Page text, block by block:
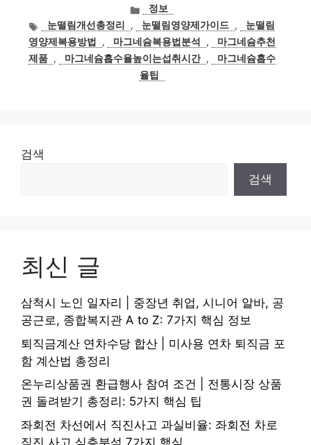
카
테
고
리
정보
태
그
눈떨림개선총정리 , 눈떨림영양제가이드 ,
눈떨림
영양제복용방법
, 마그네슘복용법분석 ,
마그네슘추천
제품 , 마그네슘흡수율높이는섭취시간 ,
마그네슘흡수
율팁
검색
검색
최신 글
삼척시 노인 일자리 | 중장년 취업, 시니어 알바, 공
공근로, 종합복지관 A to Z: 7가지 핵심 정보
퇴직금계산 연차수당 합산 | 미사용 연차 퇴직금 포
함 계산법 총정리
온누리상품권 환급행사 참여 조건 | 전통시장 상품
권 돌려받기 총정리: 5가지 핵심 팁
좌회전 차선에서 직진사고 과실비율: 좌회전 차로
직진 사고 심층분석 7가지 핵심